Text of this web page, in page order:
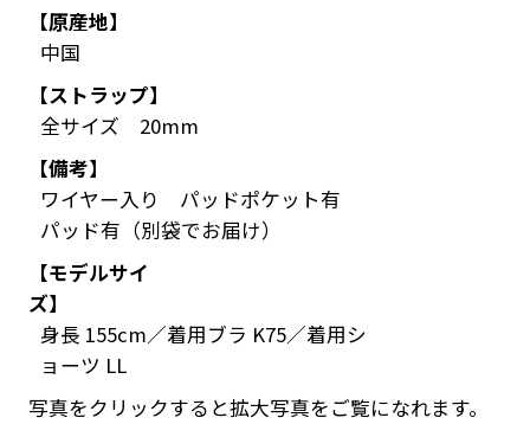
【原産地】
中国
【ストラップ】
全サイズ 20mm
【備考】
ワイヤー入り パッドポケット有
パッド有（別袋でお届け）
【モデルサイ
ズ】
身長 155cm／着用ブラ K75／着用シ
ョーツ LL
写真をクリックすると拡大写真をご覧になれます。